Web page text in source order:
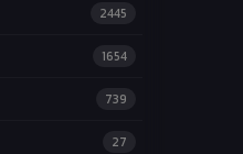
2445
1654
739
27